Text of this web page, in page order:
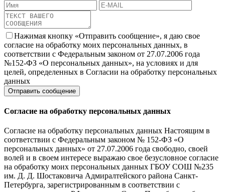
Нажимая кнопку «Отправить сообщение», я даю свое
согласие на обработку моих персональных данных, в
соответствии с Федеральным законом от 27.07.2006 года
№152-ФЗ «О персональных данных», на условиях и для
целей, определенных в Согласии на обработку персональных
данных
Согласие на обработку персональных данных
Согласие на обработку персональных данных Настоящим в
соответствии с Федеральным законом № 152-ФЗ «О
персональных данных» от 27.07.2006 года свободно, своей
волей и в своем интересе выражаю свое безусловное согласие
на обработку моих персональных данных ГБОУ СОШ №235
им. Д. Д. Шостаковича Адмиралтейского района Санкт-
Петербурга, зарегистрированным в соответствии с